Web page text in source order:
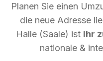
Planen Sie einen
die neue Adresse
Halle (Saale) ist Ihr
nationale &